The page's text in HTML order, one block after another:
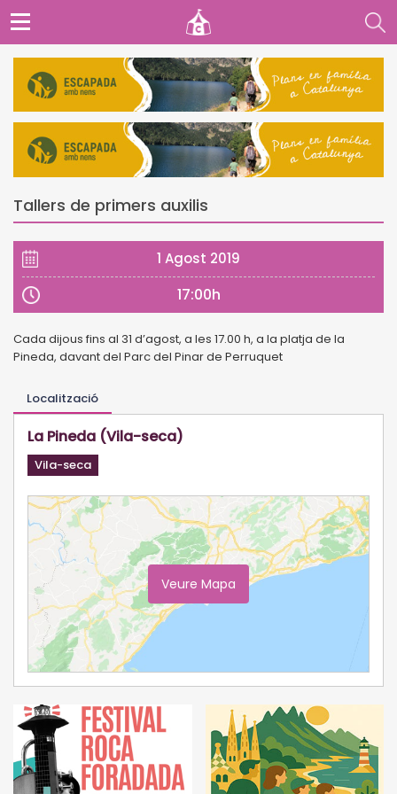
Tallers de primers auxilis
1 Agost 2019
17:00h
Cada dijous fins al 31 d’agost, a les 17.00 h, a la platja de la
Pineda, davant del Parc del Pinar de Perruquet
Localització
La Pineda (Vila-seca)
Vila-seca
Veure Mapa